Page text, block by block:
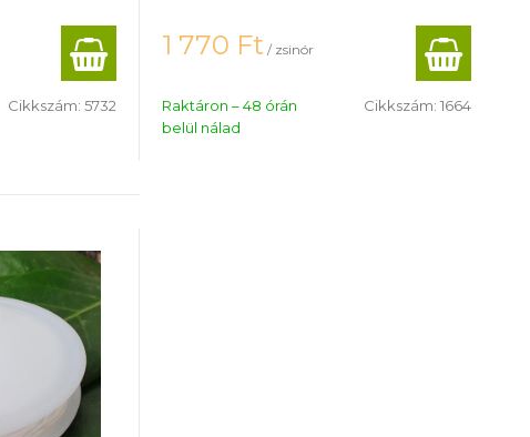
Cikkszám: 5732
1 770 Ft / zsinór
Raktáron – 48 órán
belül nálad
Cikkszám: 1664